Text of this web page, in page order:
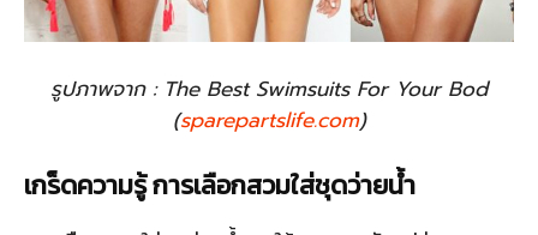
รูปภาพจาก : The Best Swimsuits For Your Bod
(sparepartslife.com)
เกร็ดความรู้ การเลือกสวมใส่ชุดว่ายน้ำ